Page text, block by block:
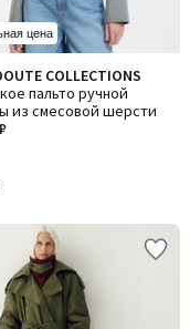
цена
COLLECTIONS
пальто ручной
из смесовой шерсти